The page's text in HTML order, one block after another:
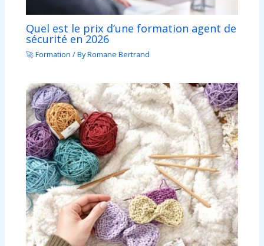
Quel est le prix d’une formation agent de
sécurité en 2026
🚀 Formation / ByRomane Bertrand